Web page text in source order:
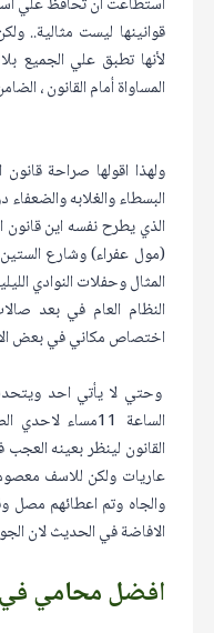
استطاعت أن تحافظ علي
قوانينها ليست مثالية..
لأنها تطبق علي الجميع
المساواة أمام القانون ،
ولهذا اقولها صراحة
البسطاء والغلابه
الذي يطرح نفسه اين
(مول عفراء) وشارع
المثال وحفلات النوادي
النظام العام في بعد
اختصاص مكاني في بعض
وحتي لا يأتي احد
الساعة 11مساء
القانون لينظر بعينه
عاريات ولكن للاسف
والجاه وتم اعطائهم مصل
الافاضة في الحديث لان
افضل محامي